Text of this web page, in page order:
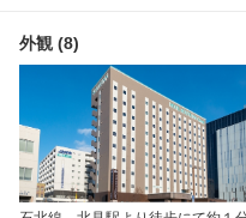
外観 (8)